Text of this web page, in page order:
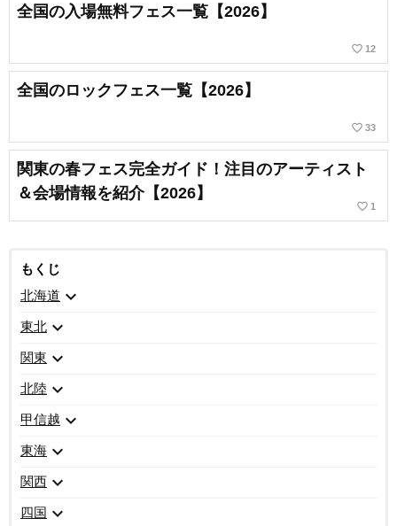
全国の入場無料フェス一覧【2026】
favorite_border 12
全国のロックフェス一覧【2026】
favorite_border 33
関東の春フェス完全ガイド！注目のアーティスト
＆会場情報を紹介【2026】
favorite_border 1
もくじ
北海道 expand_more
東北 expand_more
関東 expand_more
北陸 expand_more
甲信越 expand_more
東海 expand_more
関西 expand_more
四国 expand_more